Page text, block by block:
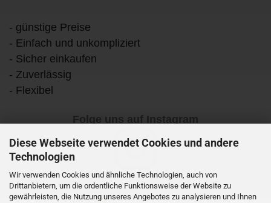
Diese Webseite verwendet Cookies und andere
Technologien
Wir verwenden Cookies und ähnliche Technologien, auch von
Drittanbietern, um die ordentliche Funktionsweise der Website zu
gewährleisten, die Nutzung unseres Angebotes zu analysieren und Ihnen
- günstige Preise
- Einfach und unkompliziert
- Sicher einkaufen
- Zuverlässig
- Flexibel
Folge uns auf Instagram